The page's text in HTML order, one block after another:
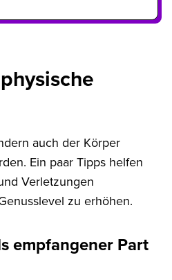
auch der Körper
Ein paar Tipps helfen
Verletzungen
zu erhöhen.
empfangener Part